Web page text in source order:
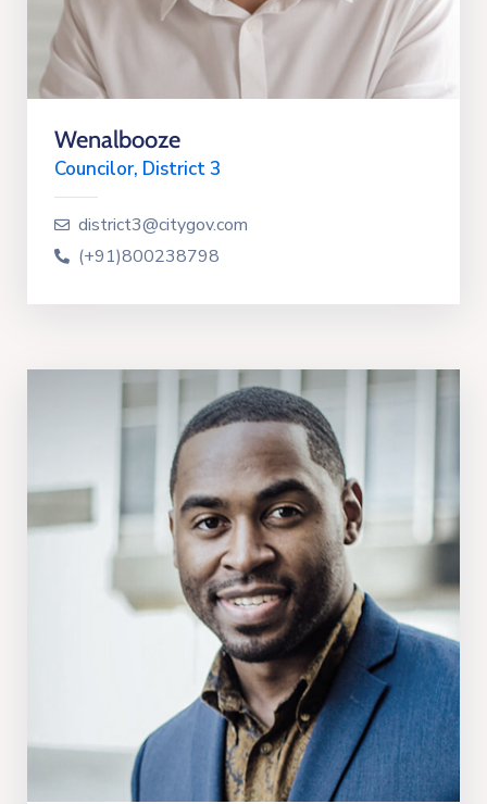
Wenalbooze
Councilor, District 3
district3@citygov.com
(+91)800238798